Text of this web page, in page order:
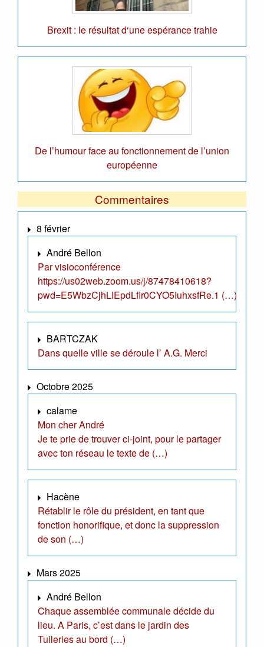
Brexit : le résultat d‘une espérance trahie
De l’humour face au fonctionnement de l’union
européenne
Commentaires
8 février
André Bellon
Par visioconférence
https://us02web.zoom.us/j/87478410618?
pwd=E5WbzCjhLIEpdLfir0CYO5IuhxsfRe.1 (…)
BARTCZAK
Dans quelle ville se déroule l’ A.G. Merci
Octobre 2025
calame
Mon cher André
Je te prie de trouver ci-joint, pour le partager
avec ton réseau le texte de (…)
Hacène
Rétablir le rôle du président, en tant que
fonction honorifique, et donc la suppression
de son (…)
Mars 2025
André Bellon
Chaque assemblée communale décide du
lieu. A Paris, c’est dans le jardin des
Tuileries au bord (…)